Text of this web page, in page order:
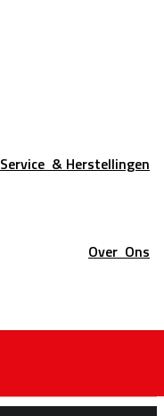
Service & Herstellingen
Over Ons